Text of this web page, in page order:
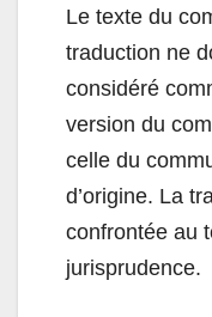
Le texte du
traduction ne
considéré
version du
celle du
d’origine. La
confrontée au
jurisprudence.